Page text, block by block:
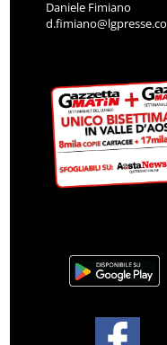
Daniele Fimiano